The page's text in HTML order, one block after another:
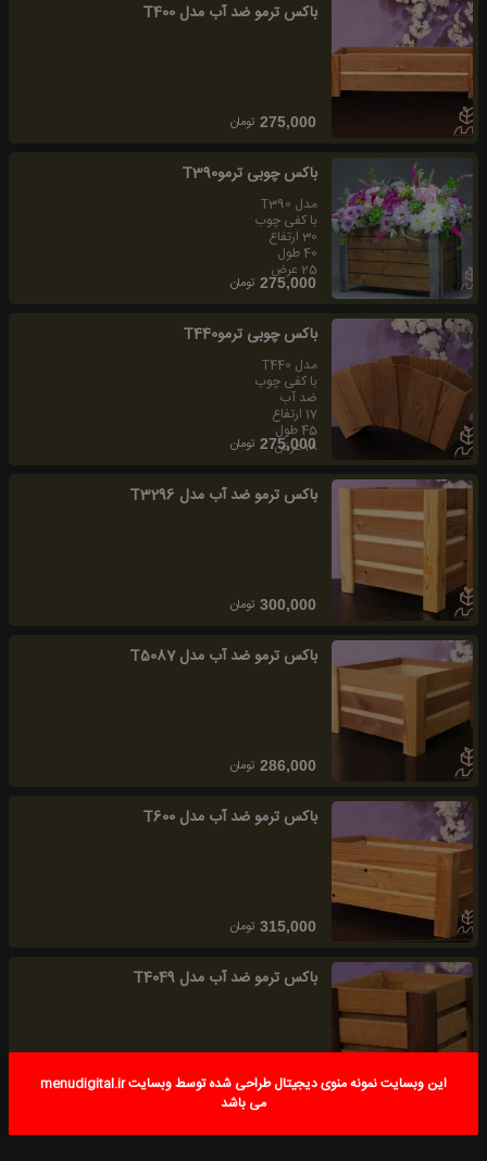
باکس ترمو ضد آب مدل T400
275,000 تومان
باكس چوبى ترموT390
مدل T390
با كفى چوب
30 ارتفاع
40 طول
25 عرض
275,000 تومان
باكس چوبى ترموT440
مدل T440
با كفى چوب
ضد آب
17 ارتفاع
45 طول
18 عرض
275,000 تومان
باکس ترمو ضد آب مدل T3296
300,000 تومان
باکس ترمو ضد آب مدل T5087
286,000 تومان
باکس ترمو ضد آب مدل T600
315,000 تومان
باکس ترمو ضد آب مدل T4049
240,000 تومان
این وبسایت نمونه منوی دیجیتال طراحی شده توسط وبسایت menudigital.ir
می باشد